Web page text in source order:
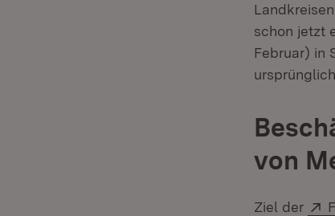
schon jetzt
Februar) in
von
Ziel der